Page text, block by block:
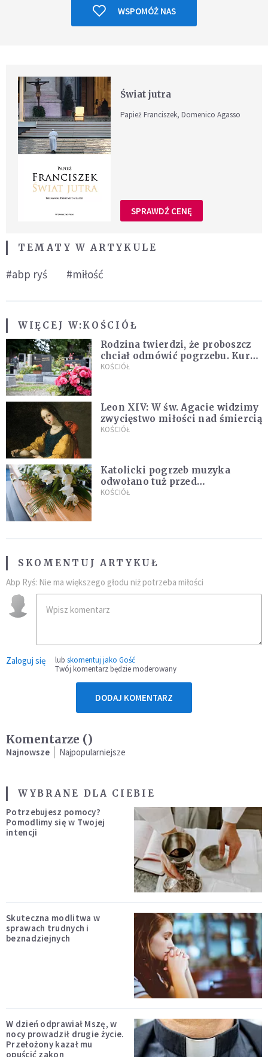
WSPOMÓŻ NAS
Świat jutra
Papież Franciszek, Domenico Agasso
SPRAWDŹ CENĘ
TEMATY W ARTYKULE
#abp ryś #miłość
WIĘCEJ W:KOŚCIÓŁ
Rodzina twierdzi, że proboszcz
chciał odmówić pogrzebu. Kuria
zapowiada wyjaśnienia
KOŚCIÓŁ
Leon XIV: W św. Agacie widzimy
zwycięstwo miłości nad śmiercią
KOŚCIÓŁ
Katolicki pogrzeb muzyka
odwołano tuż przed
uroczystością. Powodem była
KOŚCIÓŁ
SKOMENTUJ ARTYKUŁ
Abp Ryś: Nie ma większego głodu niż potrzeba miłości
Zaloguj się lub skomentuj jako Gość
Twój komentarz będzie moderowany
DODAJ KOMENTARZ
Komentarze ()
Najnowsze Najpopularniejsze
WYBRANE DLA CIEBIE
Potrzebujesz pomocy?
Pomodlimy się w Twojej
intencji
Skuteczna modlitwa w
sprawach trudnych i
beznadziejnych
W dzień odprawiał Mszę, w
nocy prowadził drugie życie.
Przełożony kazał mu
opuścić zakon